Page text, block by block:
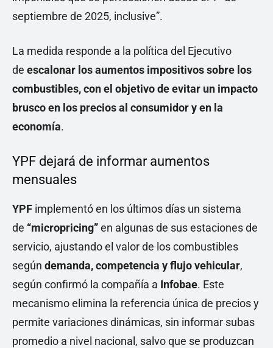
septiembre de 2025, inclusive”.
La medida responde a la política del Ejecutivo
de escalonar los aumentos impositivos sobre los
combustibles, con el objetivo de evitar un impacto
brusco en los precios al consumidor y en la
economía.
YPF dejará de informar aumentos
mensuales
YPF implementó en los últimos días un sistema
de “micropricing”en algunas de sus estaciones de
servicio, ajustando el valor de los combustibles
según demanda, competencia y flujo vehicular,
según confirmó la compañía a Infobae. Este
mecanismo elimina la referencia única de precios y
permite variaciones dinámicas, sin informar subas
promedio a nivel nacional, salvo que se produzcan